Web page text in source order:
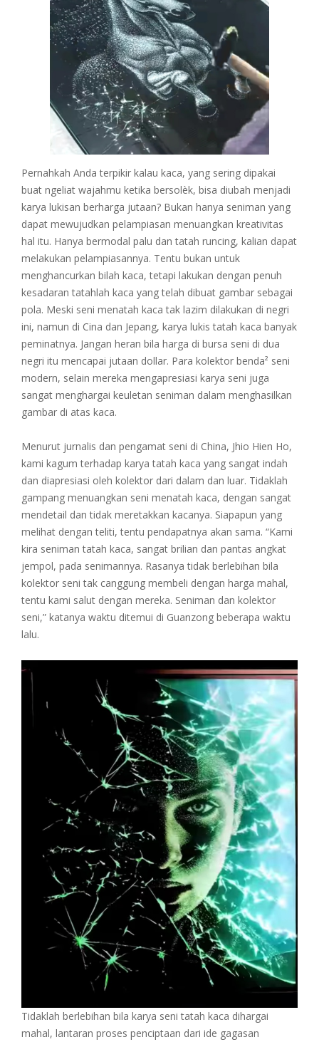
Pernahkah Anda terpikir kalau kaca, yang sering dipakai
buat ngeliat wajahmu ketika bersolèk, bisa diubah menjadi
karya lukisan berharga jutaan? Bukan hanya seniman yang
dapat mewujudkan pelampiasan menuangkan kreativitas
hal itu. Hanya bermodal palu dan tatah runcing, kalian dapat
melakukan pelampiasannya. Tentu bukan untuk
menghancurkan bilah kaca, tetapi lakukan dengan penuh
kesadaran tatahlah kaca yang telah dibuat gambar sebagai
pola. Meski seni menatah kaca tak lazim dilakukan di negri
ini, namun di Cina dan Jepang, karya lukis tatah kaca banyak
peminatnya. Jangan heran bila harga di bursa seni di dua
negri itu mencapai jutaan dollar. Para kolektor benda² seni
modern, selain mereka mengapresiasi karya seni juga
sangat menghargai keuletan seniman dalam menghasilkan
gambar di atas kaca.
Menurut jurnalis dan pengamat seni di China, Jhio Hien Ho,
kami kagum terhadap karya tatah kaca yang sangat indah
dan diapresiasi oleh kolektor dari dalam dan luar. Tidaklah
gampang menuangkan seni menatah kaca, dengan sangat
mendetail dan tidak meretakkan kacanya. Siapapun yang
melihat dengan teliti, tentu pendapatnya akan sama. “Kami
kira seniman tatah kaca, sangat brilian dan pantas angkat
jempol, pada senimannya. Rasanya tidak berlebihan bila
kolektor seni tak canggung membeli dengan harga mahal,
tentu kami salut dengan mereka. Seniman dan kolektor
seni,” katanya waktu ditemui di Guanzong beberapa waktu
lalu.
Tidaklah berlebihan bila karya seni tatah kaca dihargai
mahal, lantaran proses penciptaan dari ide gagasan